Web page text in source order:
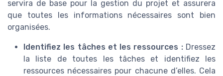
servira de base pour la gestion du projet et assurera
que toutes les informations nécessaires sont bien
organisées.
Identifiez les tâches et les ressources :Dressez
la liste de toutes les tâches et identifiez les
ressources nécessaires pour chacune d’elles. Cela